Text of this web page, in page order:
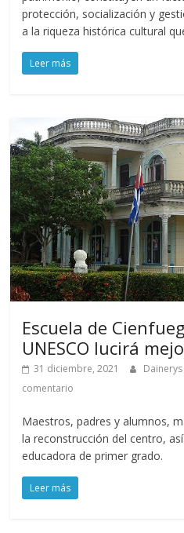
protección, socialización y
a la riqueza histórica cultural
Leer más
Escuela de
UNESCO lucirá
31 diciembre, 2021
comentario
Maestros, padres y alumnos,
la reconstrucción del centro,
educadora de primer grado.
Leer más